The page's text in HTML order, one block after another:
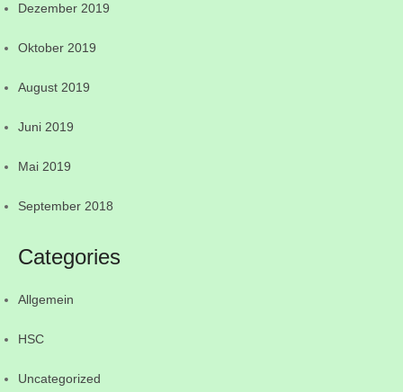
Dezember 2019
Oktober 2019
August 2019
Juni 2019
Mai 2019
September 2018
Categories
Allgemein
HSC
Uncategorized